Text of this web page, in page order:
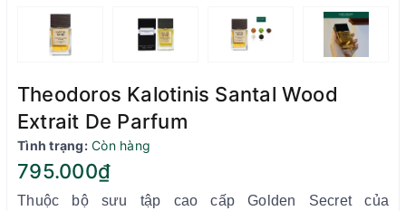
Theodoros Kalotinis Santal Wood
Extrait De Parfum
Tình trạng: Còn hàng
795.000₫
Thuộc bộ sưu tập cao cấp Golden Secret của